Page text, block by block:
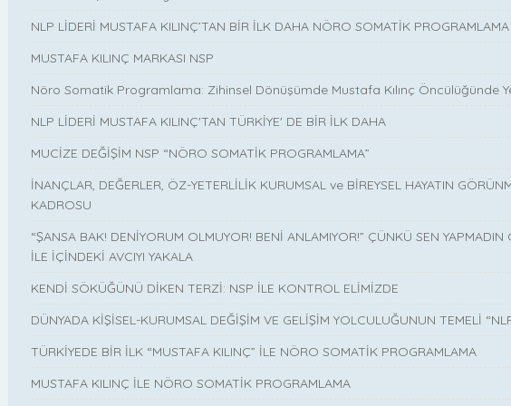
NLP LİDERİ MUSTAFA KILINÇ’TAN BİR İLK DAHA NÖRO SOMATİK PROGRAMLAMA
MUSTAFA KILINÇ MARKASI NSP
Nöro Somatik Programlama: Zihinsel Dönüşümde Mustafa Kılınç Öncülüğünde
NLP LİDERİ MUSTAFA KILINÇ'TAN TÜRKİYE' DE BİR İLK DAHA
MUCİZE DEĞİŞİM NSP “NÖRO SOMATİK PROGRAMLAMA”
İNANÇLAR, DEĞERLER, ÖZ-YETERLİLİK KURUMSAL ve BİREYSEL HAYATIN
KADROSU
“ŞANSA BAK! DENİYORUM OLMUYOR! BENİ ANLAMIYOR!” ÇÜNKÜ SEN YAPMADIN
İLE İÇİNDEKİ AVCIYI YAKALA
KENDİ SÖKÜĞÜNÜ DİKEN TERZİ: NSP İLE KONTROL ELİMİZDE
DÜNYADA KİŞİSEL-KURUMSAL DEĞİŞİM VE GELİŞİM YOLCULUĞUNUN TEMELİ
TÜRKİYEDE BİR İLK “MUSTAFA KILINÇ” İLE NÖRO SOMATİK PROGRAMLAMA
MUSTAFA KILINÇ İLE NÖRO SOMATİK PROGRAMLAMA